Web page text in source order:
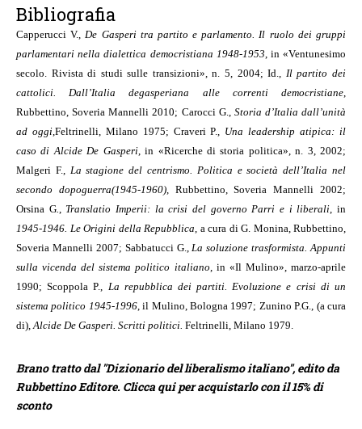
Bibliografia
Capperucci V., De Gasperi tra partito e parlamento. Il ruolo dei gruppi
parlamentari nella dialettica democristiana 1948-1953 , in «Ventunesimo
secolo. Rivista di studi sulle transizioni», n. 5, 2004; Id., Il partito dei
cattolici. Dall’Italia degasperiana alle correnti democristiane
Rubbettino, Soveria Mannelli 2010; Carocci G., Storia d’Italia dall’unità
ad oggi, Feltrinelli, Milano 1975; Craveri P., Una leadership atipica: il
caso di Alcide De Gasperi, in «Ricerche di storia politica», n. 3, 2002;
Malgeri F., La stagione del centrismo. Politica e società dell’Italia nel
secondo dopoguerra(1945-1960), Rubbettino, Soveria Mannelli 2002;
Orsina G. Translatio Imperii: la crisi del governo Parri e i liberali , in
1945-1946. Le Origini della Repubblica , a cura di G. Monina, Rubbettino,
Soveria Mannelli 2007; Sabbatucci G., La soluzione trasformista. Appunti
sulla vicenda del sistema politico italiano , in «Il Mulino», marzo-aprile
1990; Scoppola P., La repubblica dei partiti. Evoluzione e crisi di un
sistema politico 1945-1996, il Mulino, Bologna 1997; Zunino P.G., (a cura
di), Alcide De Gasperi. Scritti politici. Feltrinelli, Milano 1979.
Brano tratto dal "Dizionario del liberalismo italiano", edito da
Rubbettino Editore. Clicca qui per acquistarlo con il 15% di
sconto